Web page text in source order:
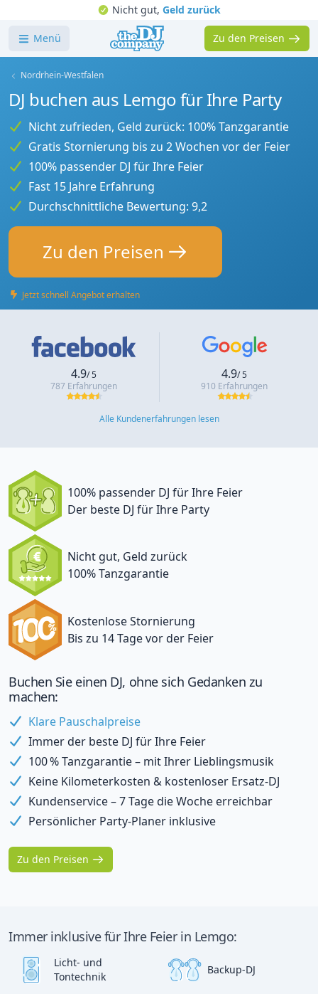
Nicht gut,Geld zurück
Menü Zu den Preisen
Nordrhein-Westfalen
DJ buchen aus Lemgo für Ihre Party
Nicht zufrieden, Geld zurück: 100% Tanzgarantie
Gratis Stornierung bis zu 2 Wochen vor der Feier
100% passender DJ für Ihre Feier
Fast 15 Jahre Erfahrung
Durchschnittliche Bewertung: 9,2
Zu den Preisen
Jetzt schnell Angebot erhalten
4.9/ 5
787 Erfahrungen
4.9/ 5
910 Erfahrungen
Alle Kundenerfahrungen lesen
100% passender DJ für Ihre Feier
Der beste DJ für Ihre Party
Nicht gut, Geld zurück
100% Tanzgarantie
Kostenlose Stornierung
Bis zu 14 Tage vor der Feier
Buchen Sie einen DJ, ohne sich Gedanken zu
machen:
Klare Pauschalpreise
Immer der beste DJ für Ihre Feier
100 % Tanzgarantie – mit Ihrer Lieblingsmusik
Keine Kilometerkosten & kostenloser Ersatz-DJ
Kundenservice – 7 Tage die Woche erreichbar
Persönlicher Party-Planer inklusive
Zu den Preisen
Immer inklusive für Ihre Feier in Lemgo:
Licht- und
Tontechnik
Backup-DJ